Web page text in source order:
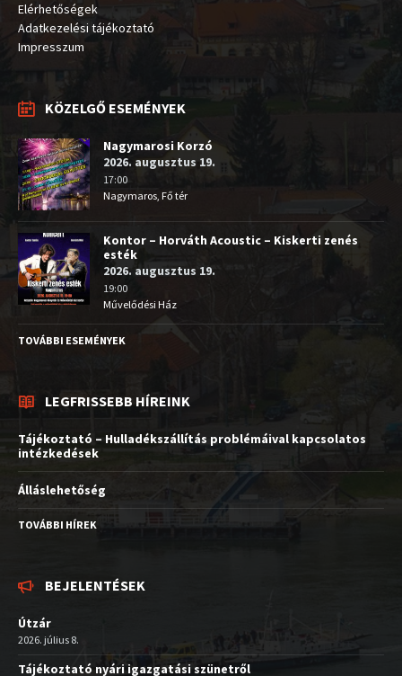
Elérhetőségek
Adatkezelési tájékoztató
Impresszum
KÖZELGŐ ESEMÉNYEK
Nagymarosi Korzó
2026. augusztus 19.
17:00
Nagymaros, Fő tér
Kontor – Horváth Acoustic – Kiskerti zenés
esték
2026. augusztus 19.
19:00
Művelődési Ház
TOVÁBBI ESEMÉNYEK
LEGFRISSEBB HÍREINK
Tájékoztató – Hulladékszállítás problémáival kapcsolatos
intézkedések
Álláslehetőség
TOVÁBBI HÍREK
BEJELENTÉSEK
Útzár
2026. július 8.
Tájékoztató nyári igazgatási szünetről